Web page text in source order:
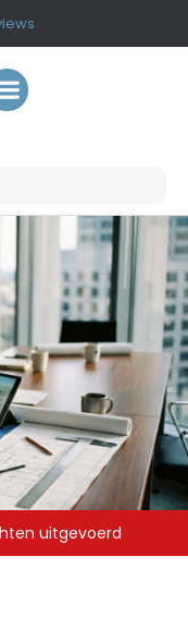
uitgevoerd